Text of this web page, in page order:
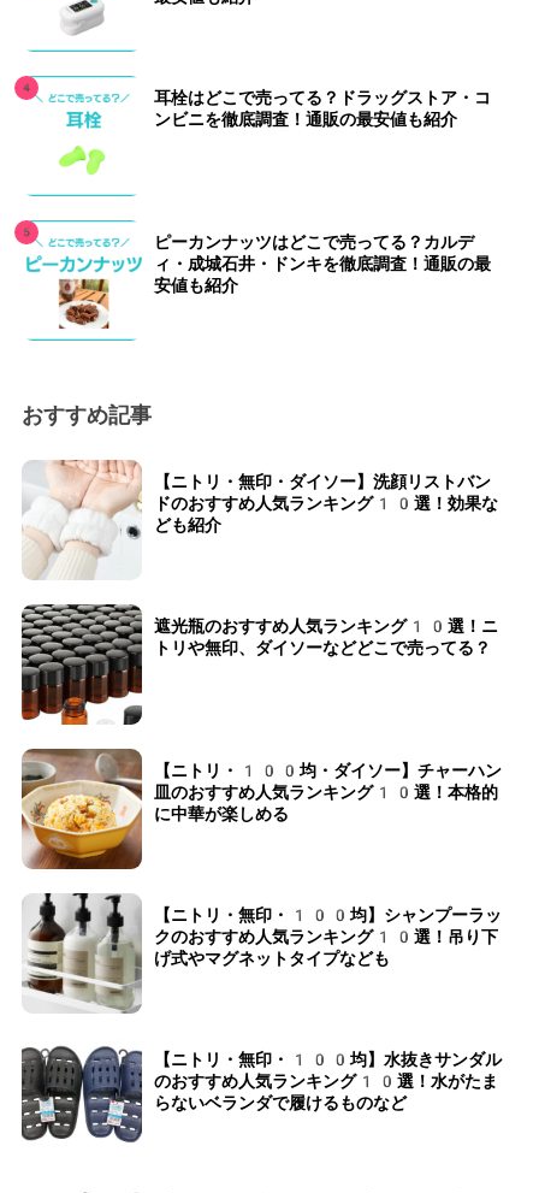
耳栓はどこで売ってる？ドラッグストア・コ
ンビニを徹底調査！通販の最安値も紹介
ピーカンナッツはどこで売ってる？カルデ
ィ・成城石井・ドンキを徹底調査！通販の最
安値も紹介
おすすめ記事
【ニトリ・無印・ダイソー】洗顔リストバン
ドのおすすめ人気ランキング10選！効果な
ども紹介
遮光瓶のおすすめ人気ランキング10選！ニ
トリや無印、ダイソーなどどこで売ってる？
【ニトリ・100均・ダイソー】チャーハン
皿のおすすめ人気ランキング10選！本格的
に中華が楽しめる
【ニトリ・無印・100均】シャンプーラッ
クのおすすめ人気ランキング10選！吊り下
げ式やマグネットタイプなども
【ニトリ・無印・100均】水抜きサンダル
のおすすめ人気ランキング10選！水がたま
らないベランダで履けるものなど